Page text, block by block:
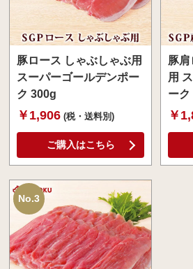
豚ロース しゃぶしゃぶ用
スーパーゴールデンポー
ク 300g
￥1,906 (税・送料別)
ご購入はこちら
豚肩
用
ーク
￥
No.3